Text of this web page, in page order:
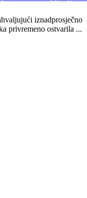
iznadprosječno
privremeno ostvarila ...